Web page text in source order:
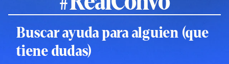
Buscar ayuda para alguien (que
tiene dudas)